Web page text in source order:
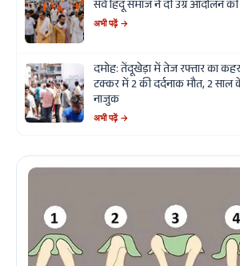
सर्व हिंदू समाज ने दी उग्र आंदोलन
अभी पढ़ें →
दमोह: तेंदूखेड़ा में तेज रफ्तार का
टक्कर में 2 की दर्दनाक मौत, 2
नाजुक
अभी पढ़ें →